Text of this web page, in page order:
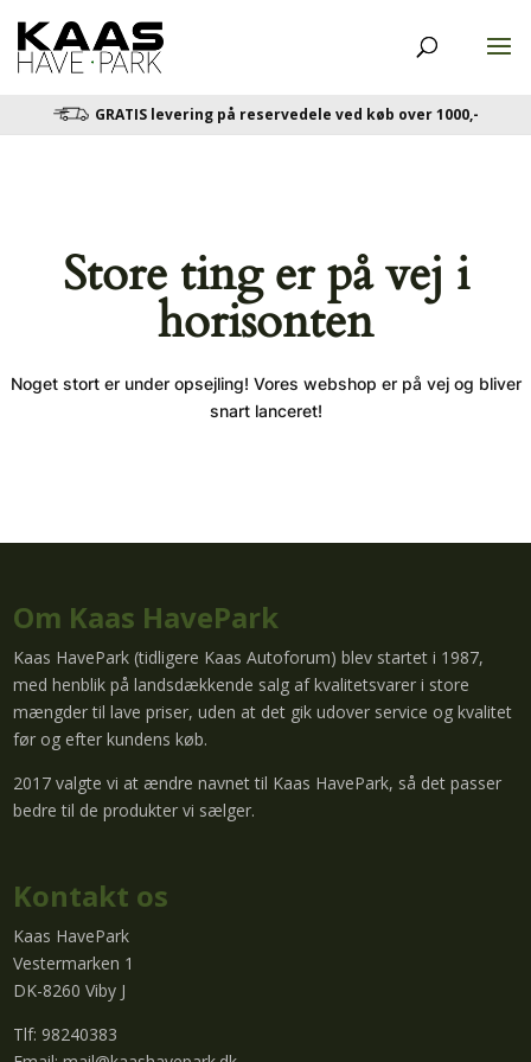
GRATIS levering på reservedele ved køb over 1000,-
Store ting er på vej i
horisonten
Noget stort er under opsejling! Vores webshop er på vej og bliver
snart lanceret!
Om Kaas HavePark
Kaas HavePark (tidligere Kaas Autoforum) blev startet i 1987,
med henblik på landsdækkende salg af kvalitetsvarer i store
mængder til lave priser, uden at det gik udover service og kvalitet
før og efter kundens køb.
2017 valgte vi at ændre navnet til Kaas HavePark, så det passer
bedre til de produkter vi sælger.
Kontakt os
Kaas HavePark
Vestermarken 1
DK-8260 Viby J
Tlf: 98240383